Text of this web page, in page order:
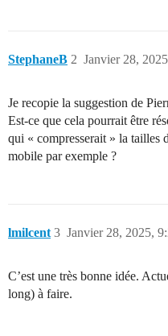
StephaneB Janvier 28,
2
Je recopie la suggestion de
Est-ce que cela pourrait être
qui « compresserait » la tailles
mobile par exemple ?
lmilcent Janvier 28, 2025,
3
C’est une très bonne idée.
long) à faire.